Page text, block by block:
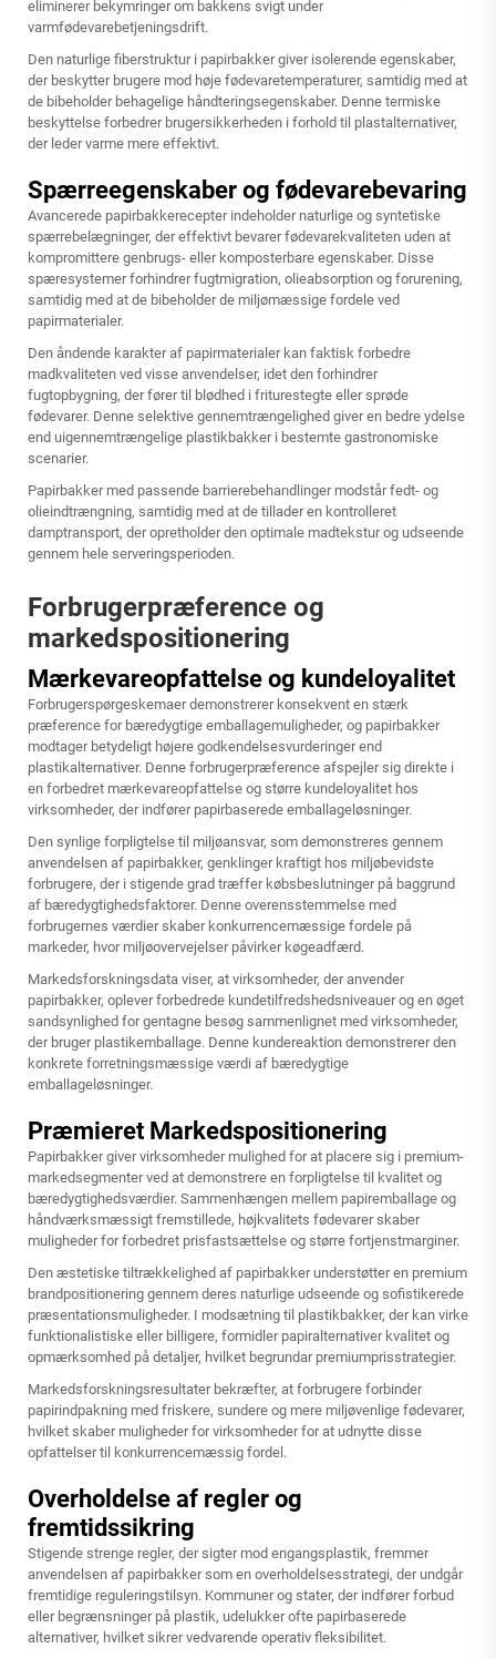
eliminerer bekymringer om bakkens svigt under
varmfødevarebetjeningsdrift.
Den naturlige fiberstruktur i papirbakker giver isolerende egenskaber,
der beskytter brugere mod høje fødevaretemperaturer, samtidig med at
de bibeholder behagelige håndteringsegenskaber. Denne termiske
beskyttelse forbedrer brugersikkerheden i forhold til plastalternativer,
der leder varme mere effektivt.
Spærreegenskaber og fødevarebevaring
Avancerede papirbakkerecepter indeholder naturlige og syntetiske
spærrebelægninger, der effektivt bevarer fødevarekvaliteten uden at
kompromittere genbrugs- eller komposterbare egenskaber. Disse
spæresystemer forhindrer fugtmigration, olieabsorption og forurening,
samtidig med at de bibeholder de miljømæssige fordele ved
papirmaterialer.
Den åndende karakter af papirmaterialer kan faktisk forbedre
madkvaliteten ved visse anvendelser, idet den forhindrer
fugtopbygning, der fører til blødhed i friturestegte eller sprøde
fødevarer. Denne selektive gennemtrængelighed giver en bedre ydelse
end uigennemtrængelige plastikbakker i bestemte gastronomiske
scenarier.
Papirbakker med passende barrierebehandlinger modstår fedt- og
olieindtrængning, samtidig med at de tillader en kontrolleret
damptransport, der opretholder den optimale madtekstur og udseende
gennem hele serveringsperioden.
Forbrugerpræference og
markedspositionering
Mærkevareopfattelse og kundeloyalitet
Forbrugerspørgeskemaer demonstrerer konsekvent en stærk
præference for bæredygtige emballagemuligheder, og papirbakker
modtager betydeligt højere godkendelsesvurderinger end
plastikalternativer. Denne forbrugerpræference afspejler sig direkte i
en forbedret mærkevareopfattelse og større kundeloyalitet hos
virksomheder, der indfører papirbaserede emballageløsninger.
Den synlige forpligtelse til miljøansvar, som demonstreres gennem
anvendelsen af papirbakker, genklinger kraftigt hos miljøbevidste
forbrugere, der i stigende grad træffer købsbeslutninger på baggrund
af bæredygtighedsfaktorer. Denne overensstemmelse med
forbrugernes værdier skaber konkurrencemæssige fordele på
markeder, hvor miljøovervejelser påvirker køgeadfærd.
Markedsforskningsdata viser, at virksomheder, der anvender
papirbakker, oplever forbedrede kundetilfredshedsniveauer og en øget
sandsynlighed for gentagne besøg sammenlignet med virksomheder,
der bruger plastikemballage. Denne kundereaktion demonstrerer den
konkrete forretningsmæssige værdi af bæredygtige
emballageløsninger.
Præmieret Markedspositionering
Papirbakker giver virksomheder mulighed for at placere sig i premium-
markedsegmenter ved at demonstrere en forpligtelse til kvalitet og
bæredygtighedsværdier. Sammenhængen mellem papiremballage og
håndværksmæssigt fremstillede, højkvalitets fødevarer skaber
muligheder for forbedret prisfastsættelse og større fortjenstmarginer.
Den æstetiske tiltrækkelighed af papirbakker understøtter en premium
brandpositionering gennem deres naturlige udseende og sofistikerede
præsentationsmuligheder. I modsætning til plastikbakker, der kan virke
funktionalistiske eller billigere, formidler papiralternativer kvalitet og
opmærksomhed på detaljer, hvilket begrundar premiumprisstrategier.
Markedsforskningsresultater bekræfter, at forbrugere forbinder
papirindpakning med friskere, sundere og mere miljøvenlige fødevarer,
hvilket skaber muligheder for virksomheder for at udnytte disse
opfattelser til konkurrencemæssig fordel.
Overholdelse af regler og
fremtidssikring
Stigende strenge regler, der sigter mod engangsplastik, fremmer
anvendelsen af papirbakker som en overholdelsesstrategi, der undgår
fremtidige reguleringstilsyn. Kommuner og stater, der indfører forbud
eller begrænsninger på plastik, udelukker ofte papirbaserede
alternativer, hvilket sikrer vedvarende operativ fleksibilitet.